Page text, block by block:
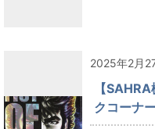
2025年2月
【
クコーナ